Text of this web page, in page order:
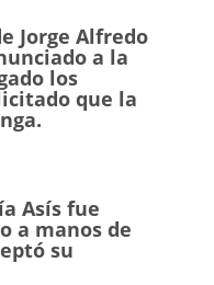
Jorge Alfredo
a la
los
que la
Asís fue
a manos de
su